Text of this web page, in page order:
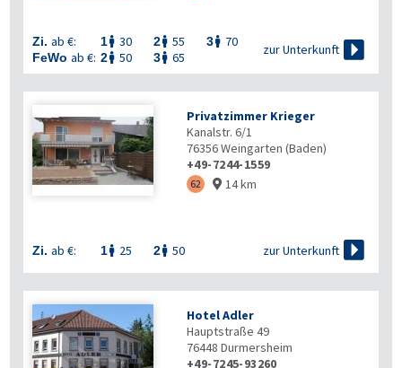
Zi. ab €: 1 30 2 55 3 70
FeWo ab €: 2 50 3 65
zur Unterkunft 
Privatzimmer Krieger
Kanalstr. 6/1
76356Weingarten (Baden)
+49-7244-1559
62  14 km
Zi. ab €: 1 25 2 50 zur Unterkunft 
Hotel Adler
Hauptstraße 49
76448 Durmersheim
+49-7245-93260